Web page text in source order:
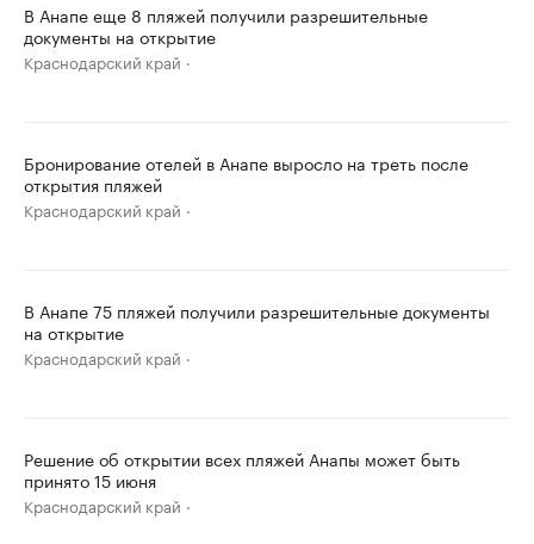
В Анапе еще 8 пляжей получили разрешительные
документы на открытие
Краснодарский край
Бронирование отелей в Анапе выросло на треть после
открытия пляжей
Краснодарский край
В Анапе 75 пляжей получили разрешительные документы
на открытие
Краснодарский край
Решение об открытии всех пляжей Анапы может быть
принято 15 июня
Краснодарский край